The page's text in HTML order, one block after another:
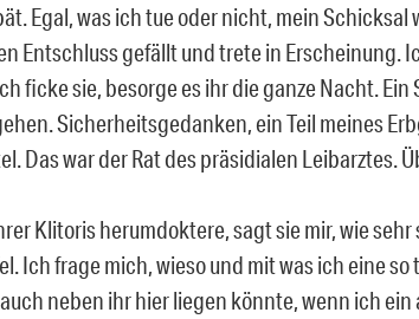
Egal, was ich tue oder nicht, mein
Entschluss gefällt und trete in Erscheinung.
ficke sie, besorge es ihr die ganze Nacht. Ein
Sicherheitsgedanken, ein Teil meines
Das war der Rat des präsidialen Leibarztes.
Klitoris herumdoktere, sagt sie mir, wie
Ich frage mich, wieso und mit was ich eine
neben ihr hier liegen könnte, wenn ich